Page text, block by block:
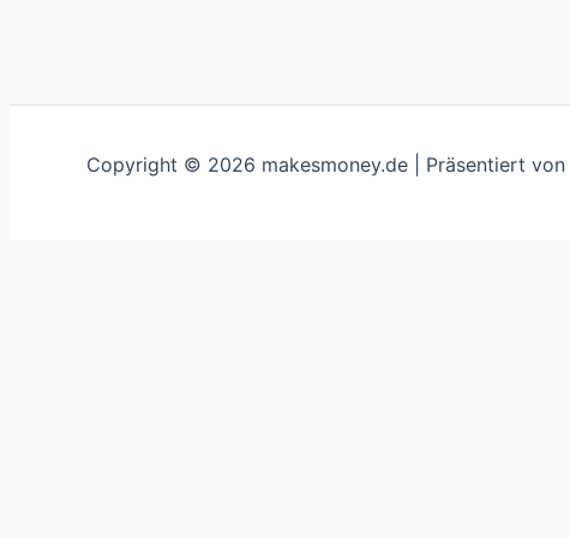
Copyright © 2026 makesmoney.de | Präsentiert von